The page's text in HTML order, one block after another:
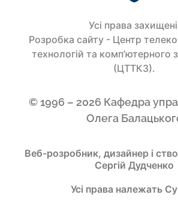
Усi права
Розробка сайту - Центр
технологій та комп’ютерного
(ЦТТКЗ).
© 1996 – 2026 Кафедра
Олега
Веб-розробник, дизайнер і
Сергій Дудченко
Усі права належать